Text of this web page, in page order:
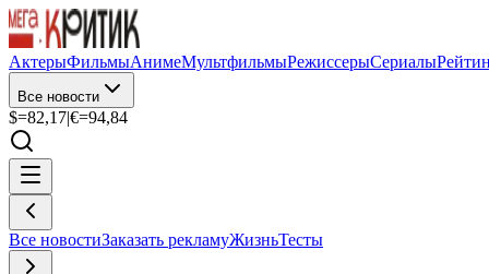
АктерыФильмыАнимеМультфильмыРежиссерыСериалы
Все новости
$=82,17|€=94,84
Все новостиЗаказать рекламуЖизньТесты